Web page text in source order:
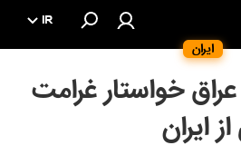
ایران
IR
خواستار غرامت